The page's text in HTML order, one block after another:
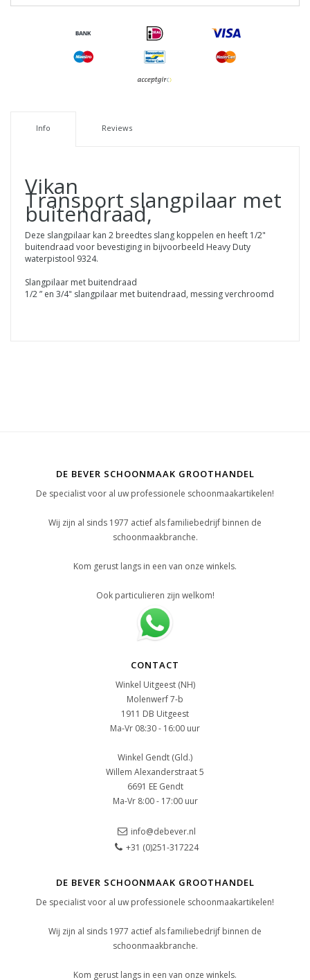
Info Reviews
Vikan
Transport slangpilaar met
buitendraad,
Deze slangpilaar kan 2 breedtes slang koppelen en heeft 1/2"
buitendraad voor bevestiging in bijvoorbeeld Heavy Duty
waterpistool 9324.
Slangpilaar met buitendraad
1/2 ” en 3/4" slangpilaar met buitendraad, messing verchroomd
DE BEVER SCHOONMAAK GROOTHANDEL
De specialist voor al uw professionele schoonmaakartikelen!
Wij zijn al sinds 1977 actief als familiebedrijf binnen de
schoonmaakbranche.
Kom gerust langs in een van onze winkels.
Ook particulieren zijn welkom!
CONTACT
Winkel Uitgeest (NH)
Molenwerf 7-b
1911 DB Uitgeest
Ma-Vr 08:30 - 16:00 uur
Winkel Gendt (Gld.)
Willem Alexanderstraat 5
6691 EE Gendt
Ma-Vr 8:00 - 17:00 uur
info@debever.nl
+31 (0)251-317224
DE BEVER SCHOONMAAK GROOTHANDEL
De specialist voor al uw professionele schoonmaakartikelen!
Wij zijn al sinds 1977 actief als familiebedrijf binnen de
schoonmaakbranche.
Kom gerust langs in een van onze winkels.